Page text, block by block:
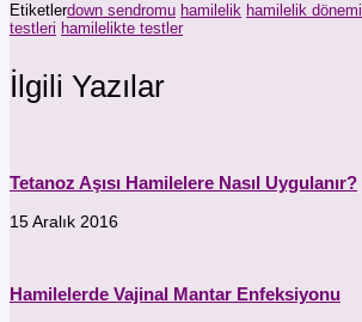
Etiketlerdown sendromu hamilelik hamilelik dönemi
testleri hamilelikte testler
İlgili Yazılar
Tetanoz Aşısı Hamilelere Nasıl Uygulanır?
15 Aralık 2016
Hamilelerde Vajinal Mantar Enfeksiyonu